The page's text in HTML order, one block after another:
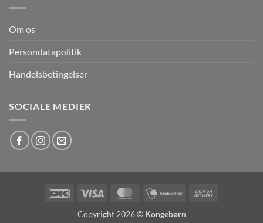
Om os
Persondatapolitik
Handelsbetingelser
SOCIALE MEDIER
DanKortVisa MasterCardMobilePay
Copyright 2026 © Kongebørn